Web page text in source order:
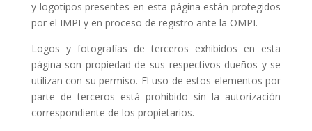
y logotipos presentes en esta página están protegidos
por el IMPI y en proceso de registro ante la OMPI.
Logos y fotografías de terceros exhibidos en esta
página son propiedad de sus respectivos dueños y se
utilizan con su permiso. El uso de estos elementos por
parte de terceros está prohibido sin la autorización
correspondiente de los propietarios.